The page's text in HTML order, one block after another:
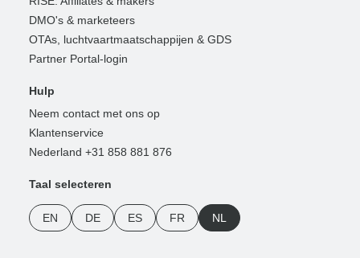
DMO's & marketeers
OTAs, luchtvaartmaatschappijen & GDS
Partner Portal-login
Hulp
Neem contact met ons op
Klantenservice
Nederland +31 858 881 876
Taal selecteren
EN DE ES FR NL